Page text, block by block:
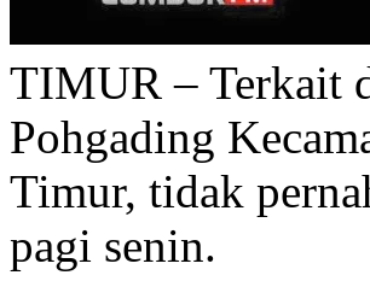
TIMUR – Terkait
Pohgading
Timur, tidak
pagi senin.